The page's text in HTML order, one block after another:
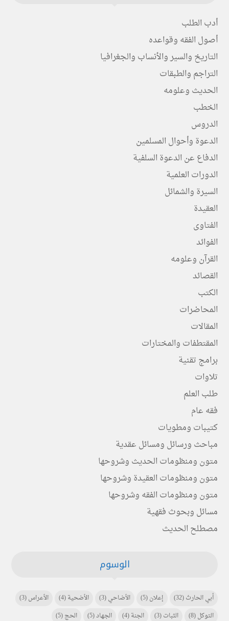
أدب الطلب
أصول الفقه وقواعده
التاريخ والسير والأنساب والجغرافيا
التراجم والطبقات
الحديث وعلومه
الخطب
الدروس
الدعوة وأحوال المسلمين
الدفاع عن الدعوة السلفية
الدورات العلمية
السيرة والشمائل
العقيدة
الفتاوى
الفوائد
القرآن وعلومه
القصائد
الكتب
المحاضرات
المقالات
المقتطفات والمختارات
برامج تقنية
تلاوات
طلب العلم
فقه عام
كتيبات ومطويات
مباحث ورسائل ومسائل عقدية
متون ومنظومات الحديث وشروحها
متون ومنظومات العقيدة وشروحها
متون ومنظومات الفقه وشروحها
مسائل وبحوث فقهية
مصطلح الحديث
الوسوم
أبي الحارث(32) إعلان(5) الأضاحي(3) الأضحية(4) الأعراس(3)
التوكل(8) الثبات(3) الجنة(4) الجهاد(5) الحج(5)